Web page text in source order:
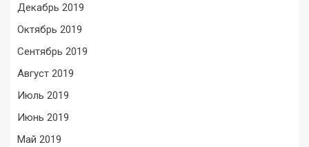
Декабрь 2019
Октябрь 2019
Сентябрь 2019
Август 2019
Июль 2019
Июнь 2019
Май 2019